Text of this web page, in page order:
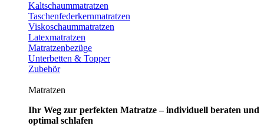
Kaltschaummatratzen
Taschenfederkernmatratzen
Viskoschaummatratzen
Latexmatratzen
Matratzenbezüge
Unterbetten & Topper
Zubehör
Matratzen
Ihr Weg zur perfekten Matratze – individuell beraten und
optimal schlafen